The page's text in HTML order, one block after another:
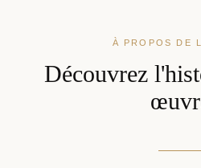
À PROPOS DE
Découvrez